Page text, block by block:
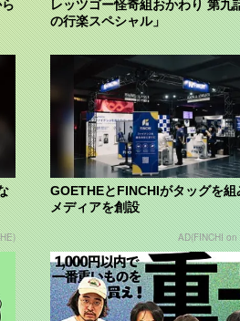
レッツゴー怪奇組おかわり 第九
の行楽スペシャル」
GOETHEとFINCHIがタッグを組
メディアを創設
AD(FINCHI on